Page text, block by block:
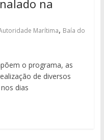
na
Marítima, Baía do
o programa, as
de diversos
dias